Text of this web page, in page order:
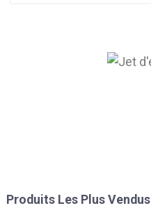
Produits Les Plus Vendus